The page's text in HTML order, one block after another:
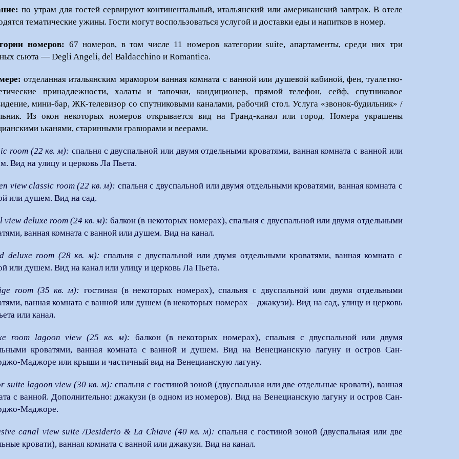
по утрам для гостей сервируют континентальный, итальянский или американский завтрак. В отеле
тематические ужины. Гости могут воспользоваться услугой и доставки еды и напитков в номер.
номеров: 67 номеров, в том числе 11 номеров категории suite, апартаменты, среди них три
сьюта — Degli Angeli, del Baldacchino и Romantica.
отделанная итальянским мрамором ванная комната с ванной или душевой кабиной, фен, туалетно-
принадлежности, халаты и тапочки,кондиционер, прямой телефон, сейф, спутниковое
мини-бар, ЖК-телевизор со спутниковыми каналами, рабочий стол. Услуга «звонок-будильник» /
Из окон некоторых номеров открывается вид на Гранд-канал или город. Номера украшены
ьканями, старинными гравюрами и веерами.
room (22 кв. м): спальня с двуспальной или двумя отдельными кроватями, ванная комната с ванной или
Вид на улицу и церковь Ла Пьета.
view classic room (22 кв. м): спальня с двуспальной или двумя отдельными кроватями, ванная комната с
или душем. Вид на сад.
view deluxe room (24 кв. м): балкон (в некоторых номерах), спальня с двуспальной или двумя отдельными
ванная комната с ванной или душем. Вид на канал.
deluxe room (28 кв. м): спальня с двуспальной или двумя отдельными кроватями, ванная комната с
или душем. Вид на канал или улицу и церковь Ла Пьета.
room (35 кв. м): гостиная (в некоторых номерах), спальня с двуспальной или двумя отдельными
ванная комната с ванной или душем (в некоторых номерах – джакузи). Вид на сад, улицу и церковь
или канал.
room lagoon view (25 кв. м): балкон (в некоторых номерах), спальня с двуспальной или двумя
кроватями, ванная комната с ванной и душем. Вид на Венецианскую лагуну и остров Сан-
Маджоре или крыши и частичный вид на Венецианскую лагуну.
suite lagoon view (30 кв. м): спальня с гостиной зоной (двуспальная или две отдельные кровати), ванная
с ванной. Дополнительно: джакузи (в одном из номеров). Вид на Венецианскую лагуну и остров Сан-
Маджоре.
canal view suite /Desiderio & La Chiave (40 кв. м): спальня с гостиной зоной (двуспальная или две
кровати), ванная комната с ванной или джакузи. Вид на канал.